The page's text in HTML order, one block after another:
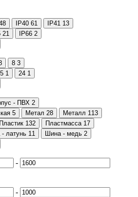
IP40 61 IP41 13
21 IP66 2
8 3
1 24 1
- ПВХ 2
5 Метал 28 Металл 113
Пластик 132 Пластмасса 17
латунь 11 Шина - медь 2
-
-